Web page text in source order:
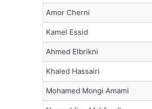
Amor Cherni
Kamel Essid
Ahmed Elbrikni
Khaled Hassairi
Mohamed Mongi Amami